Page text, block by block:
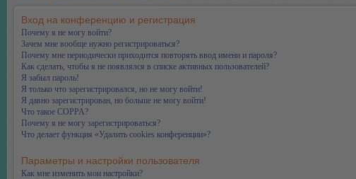
Вход на конференцию и регистрация
Почему я не могу войти?
Зачем мне вообще нужно регистрироваться?
Почему мне периодически приходится повторять ввод имени и пароля?
Как сделать, чтобы я не появлялся в списке активных пользователей?
Я забыл пароль!
Я только что зарегистрировался, но не могу войти!
Я давно зарегистрирован, но больше не могу войти!
Что такое COPPA?
Почему я не могу зарегистрироваться?
Что делает функция «Удалить cookies конференции»?
Параметры и настройки пользователя
Как мне изменить мои настройки?